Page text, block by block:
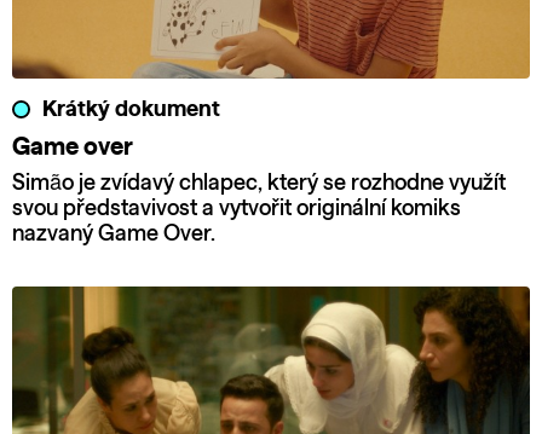
Krátký dokument
Game over
Simão je zvídavý chlapec, který se rozhodne využít
svou představivost a vytvořit originální komiks
nazvaný Game Over.